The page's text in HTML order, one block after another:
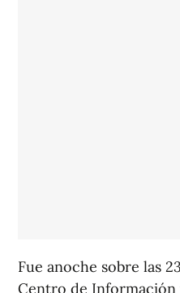
Fue anoche sobre las
Centro de